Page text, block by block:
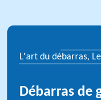
L'art du débarras,
Débarras de